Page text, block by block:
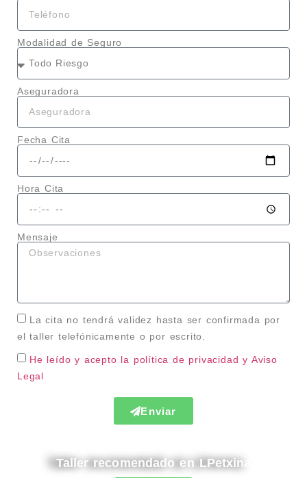
Modalidad de Seguro
Aseguradora
Fecha Cita
Hora Cita
Mensaje
La cita no tendrá validez hasta ser confirmada por
el taller telefónicamente o por escrito.
He leído y acepto la política de privacidad y Aviso
Legal
Enviar
Taller recomendado en LPetxina